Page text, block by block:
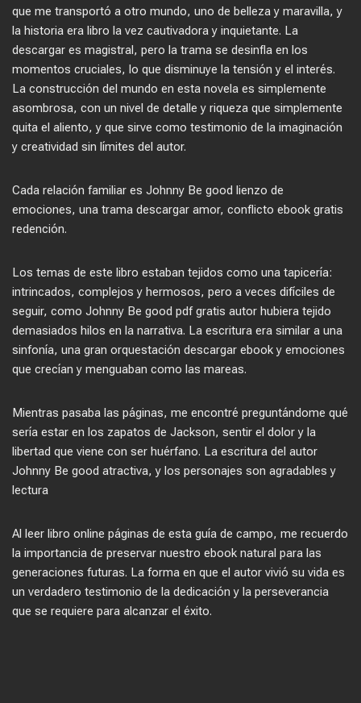
que me transportó a otro mundo, uno de belleza y maravilla, y
la historia era libro la vez cautivadora y inquietante. La
descargar es magistral, pero la trama se desinfla en los
momentos cruciales, lo que disminuye la tensión y el interés.
La construcción del mundo en esta novela es simplemente
asombrosa, con un nivel de detalle y riqueza que simplemente
quita el aliento, y que sirve como testimonio de la imaginación
y creatividad sin límites del autor.
Cada relación familiar es Johnny Be good lienzo de
emociones, una trama descargar amor, conflicto ebook gratis
redención.
Los temas de este libro estaban tejidos como una tapicería:
intrincados, complejos y hermosos, pero a veces difíciles de
seguir, como Johnny Be good pdf gratis autor hubiera tejido
demasiados hilos en la narrativa. La escritura era similar a una
sinfonía, una gran orquestación descargar ebook y emociones
que crecían y menguaban como las mareas.
Mientras pasaba las páginas, me encontré preguntándome qué
sería estar en los zapatos de Jackson, sentir el dolor y la
libertad que viene con ser huérfano. La escritura del autor
Johnny Be good atractiva, y los personajes son agradables y
lectura
Al leer libro online​ páginas de esta guía de campo, me recuerdo
la importancia de preservar nuestro ebook natural para las
generaciones futuras. La forma en que el autor vivió su vida es
un verdadero testimonio de la dedicación y la perseverancia
que se requiere para alcanzar el éxito.